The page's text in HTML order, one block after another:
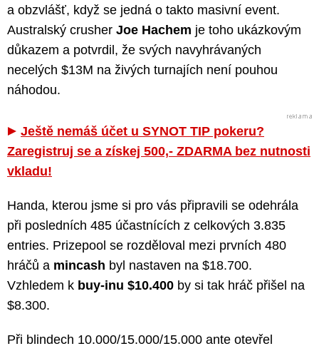
a obzvlášť, když se jedná o takto masivní event.
Australský crusher Joe Hachem je toho ukázkovým
důkazem a potvrdil, že svých navyhrávaných
necelých $13M na živých turnajích není pouhou
náhodou.
Ještě nemáš účet u SYNOT TIP pokeru?
Zaregistruj se a získej 500,- ZDARMA bez nutnosti
vkladu!
Handa, kterou jsme si pro vás připravili se odehrála
při posledních 485 účastnících z celkových 3.835
entries. Prizepool se rozděloval mezi prvních 480
hráčů a mincash byl nastaven na $18.700.
Vzhledem k buy-inu $10.400 by si tak hráč přišel na
$8.300.
Při blindech 10.000/15.000/15.000 ante otevřel